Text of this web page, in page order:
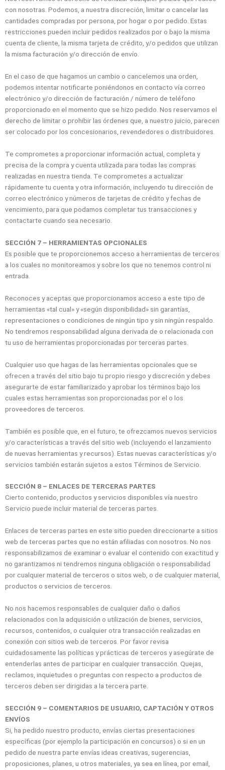
con nosotras. Podemos, a nuestra discreción, limitar o cancelar las
cantidades compradas por persona, por hogar o por pedido. Estas
restricciones pueden incluir pedidos realizados por o bajo la misma
cuenta de cliente, la misma tarjeta de crédito, y/o pedidos que utilizan
la misma facturación y/o dirección de envío.
En el caso de que hagamos un cambio o cancelemos una orden,
podemos intentar notificarte poniéndonos en contacto vía correo
electrónico y/o dirección de facturación / número de teléfono
proporcionado en el momento que se hizo pedido. Nos reservamos el
derecho de limitar o prohibir las órdenes que, a nuestro juicio, parecen
ser colocado por los concesionarios, revendedores o distribuidores.
Te comprometes a proporcionar información actual, completa y
precisa de la compra y cuenta utilizada para todas las compras
realizadas en nuestra tienda. Te comprometes a actualizar
rápidamente tu cuenta y otra información, incluyendo tu dirección de
correo electrónico y números de tarjetas de crédito y fechas de
vencimiento, para que podamos completar tus transacciones y
contactarte cuando sea necesario.
SECCIÓN 7 – HERRAMIENTAS OPCIONALES
Es posible que te proporcionemos acceso a herramientas de terceros
a los cuales no monitoreamos y sobre los que no tenemos control ni
entrada.
Reconoces y aceptas que proporcionamos acceso a este tipo de
herramientas «tal cual» y «según disponibilidad» sin garantías,
representaciones o condiciones de ningún tipo y sin ningún respaldo.
No tendremos responsabilidad alguna derivada de o relacionada con
tu uso de herramientas proporcionadas por terceras partes.
Cualquier uso que hagas de las herramientas opcionales que se
ofrecen a través del sitio bajo tu propio riesgo y discreción y debes
asegurarte de estar familiarizado y aprobar los términos bajo los
cuales estas herramientas son proporcionadas por el o los
proveedores de terceros.
También es posible que, en el futuro, te ofrezcamos nuevos servicios
y/o características a través del sitio web (incluyendo el lanzamiento
de nuevas herramientas y recursos). Estas nuevas características y/o
servicios también estarán sujetos a estos Términos de Servicio.
SECCIÓN 8 – ENLACES DE TERCERAS PARTES
Cierto contenido, productos y servicios disponibles vía nuestro
Servicio puede incluir material de terceras partes.
Enlaces de terceras partes en este sitio pueden direccionarte a sitios
web de terceras partes que no están afiliadas con nosotros. No nos
responsabilizamos de examinar o evaluar el contenido con exactitud y
no garantizamos ni tendremos ninguna obligación o responsabilidad
por cualquier material de terceros o sitos web, o de cualquier material,
productos o servicios de terceros.
No nos hacemos responsables de cualquier daño o daños
relacionados con la adquisición o utilización de bienes, servicios,
recursos, contenidos, o cualquier otra transacción realizadas en
conexión con sitios web de terceros. Por favor revisa
cuidadosamente las políticas y prácticas de terceros y asegúrate de
entenderlas antes de participar en cualquier transacción. Quejas,
reclamos, inquietudes o preguntas con respecto a productos de
terceros deben ser dirigidas a la tercera parte.
SECCIÓN 9 – COMENTARIOS DE USUARIO, CAPTACIÓN Y OTROS
ENVÍOS
Si, ha pedido nuestro producto, envías ciertas presentaciones
específicas (por ejemplo la participación en concursos) o si en un
pedido de nuestra parte envías ideas creativas, sugerencias,
proposiciones, planes, u otros materiales, ya sea en línea, por email,